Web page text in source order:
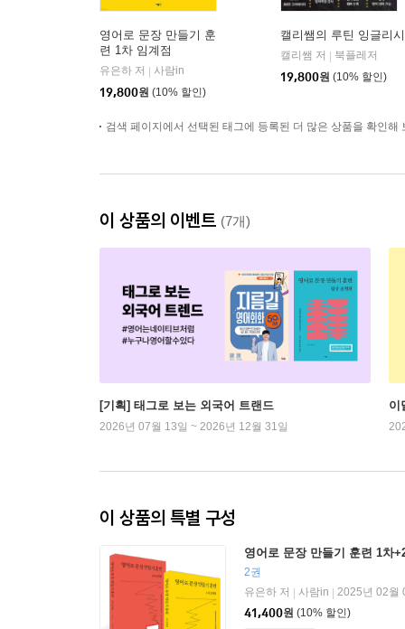
영어로 문장 만들기 훈
련 1차 임계점
유은하 저
사람in
19,800원 (10% 할인)
캘리쌤의 루틴 잉글리시
캘리쌤 저
북플레저
19,800원 (10% 할인)
검색 페이지에서 선택된 태그에 등록된 더 많은 상품을 확인해
이 상품의 이벤트 (7개)
[기획] 태그로 보는 외국어 트랜드
2026년 07월 13일 ~ 2026년 12월 31일
이
이 상품의 특별 구성
영어로 문장 만들기 훈련 1차
2권
유은하 저
사람in
2025년 02월
41,400원 (10% 할인)